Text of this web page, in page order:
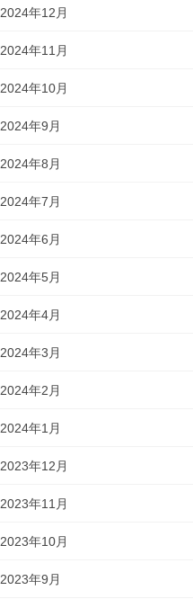
2024年12月
2024年11月
2024年10月
2024年9月
2024年8月
2024年7月
2024年6月
2024年5月
2024年4月
2024年3月
2024年2月
2024年1月
2023年12月
2023年11月
2023年10月
2023年9月